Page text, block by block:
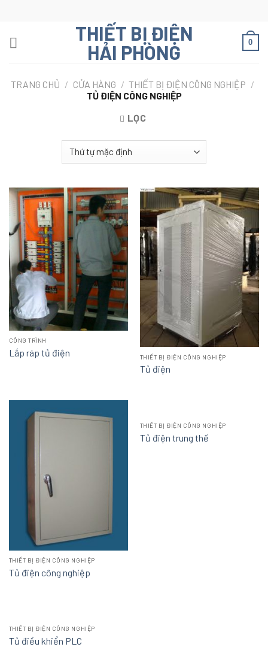
content
THIẾT BỊ ĐIỆN
HẢI PHÒNG
0
TRANG CHỦ / CỬA HÀNG / THIẾT BỊ ĐIỆN CÔNG NGHIỆP /
TỦ ĐIỆN CÔNG NGHIỆP
LỌC
CÔNG TRÌNH
Lắp ráp tủ điện THIẾT BỊ ĐIỆN CÔNG NGHIỆP
Tủ điện
THIẾT BỊ ĐIỆN CÔNG NGHIỆP
Tủ điện công nghiệp
THIẾT BỊ ĐIỆN CÔNG NGHIỆP
Tủ điện trung thế
THIẾT BỊ ĐIỆN CÔNG NGHIỆP
Tủ điều khiển PLC